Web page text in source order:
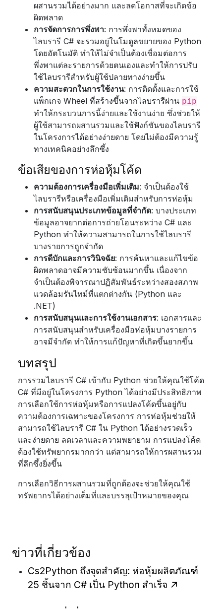
ผสานรวมได้อย่างมาก และลดโอกาสที่จะเกิดข้อ
ผิดพลาด
การจัดการการพึ่งพา: การพึ่งพาทั้งหมดของ
ไลบรารี C# จะรวมอยู่ในโมดูลขยายของ Python
โดยอัตโนมัติ ทำให้ไม่จำเป็นต้องเชื่อมต่อการ
พึ่งพาแต่ละรายการด้วยตนเองและทำให้การปรับ
ใช้ไลบรารีสำหรับผู้ใช้ปลายทางง่ายขึ้น
ความสะดวกในการใช้งาน: การติดตั้งและการใช้
แพ็กเกจ Wheel ที่สร้างขึ้นจากไลบรารีผ่าน pip
ทำให้กระบวนการนี้ง่ายและใช้งานง่าย ซึ่งช่วยให้
ผู้ใช้สามารถผสานรวมและใช้ฟังก์ชันของไลบรารี
ในโครงการได้อย่างง่ายดาย โดยไม่ต้องมีความรู้
ทางเทคนิคอย่างลึกซึ้ง
ข้อเสียของการห่อหุ้มโค้ด
ความต้องการเครื่องมือเพิ่มเติม: จำเป็นต้องใช้
ไลบรารีหรือเครื่องมือเพิ่มเติมสำหรับการห่อหุ้ม
การสนับสนุนประเภทข้อมูลที่จำกัด: บางประเภท
ข้อมูลอาจยากต่อการถ่ายโอนระหว่าง C# และ
Python ทำให้ความสามารถในการใช้ไลบรารี
บางรายการถูกจำกัด
การดีบักและการวินิจฉัย: การค้นหาและแก้ไขข้อ
ผิดพลาดอาจมีความซับซ้อนมากขึ้น เนื่องจาก
จำเป็นต้องพิจารณาปฏิสัมพันธ์ระหว่างสองสภาพ
แวดล้อมรันไทม์ที่แตกต่างกัน (Python และ
.NET)
การสนับสนุนและการใช้งานเอกสาร: เอกสารและ
การสนับสนุนสำหรับเครื่องมือห่อหุ้มบางรายการ
อาจมีจำกัด ทำให้การแก้ปัญหาที่เกิดขึ้นยากขึ้น
บทสรุป
การรวมไลบรารี C# เข้ากับ Python ช่วยให้คุณใช้โค้ด
C# ที่มีอยู่ในโครงการ Python ได้อย่างมีประสิทธิภาพ
การเลือกใช้การห่อหุ้มหรือการแปลงโค้ดขึ้นอยู่กับ
ความต้องการเฉพาะของโครงการ การห่อหุ้มช่วยให้
สามารถใช้ไลบรารี C# ใน Python ได้อย่างรวดเร็ว
และง่ายดาย ลดเวลาและความพยายาม การแปลงโค้ด
ต้องใช้ทรัพยากรมากกว่า แต่สามารถให้การผสานรวม
ที่ลึกซึ้งยิ่งขึ้น
การเลือกวิธีการผสานรวมที่ถูกต้องจะช่วยให้คุณใช้
ทรัพยากรได้อย่างเต็มที่และบรรลุเป้าหมายของคุณ
ข่าวที่เกี่ยวข้อง
Cs2Python ถึงจุดสำคัญ: ห่อหุ้มผลิตภัณฑ์
25 ชิ้นจาก C# เป็น Python สำเร็จ